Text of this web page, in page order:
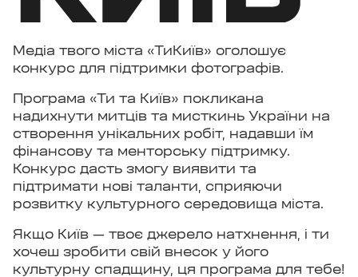
Медіа твого міста «ТиКиїв» оголошує
конкурс для підтримки фотографів.
Програма «Ти та Київ» покликана
надихнути митців та мисткинь України на
створення унікальних робіт, надавши їм
фінансову та менторську підтримку.
Конкурс дасть змогу виявити та
підтримати нові таланти, сприяючи
розвитку культурного середовища міста.
Якщо Київ — твоє джерело натхнення, і ти
хочеш зробити свій внесок у його
культурну спадщину, ця програма для тебе!